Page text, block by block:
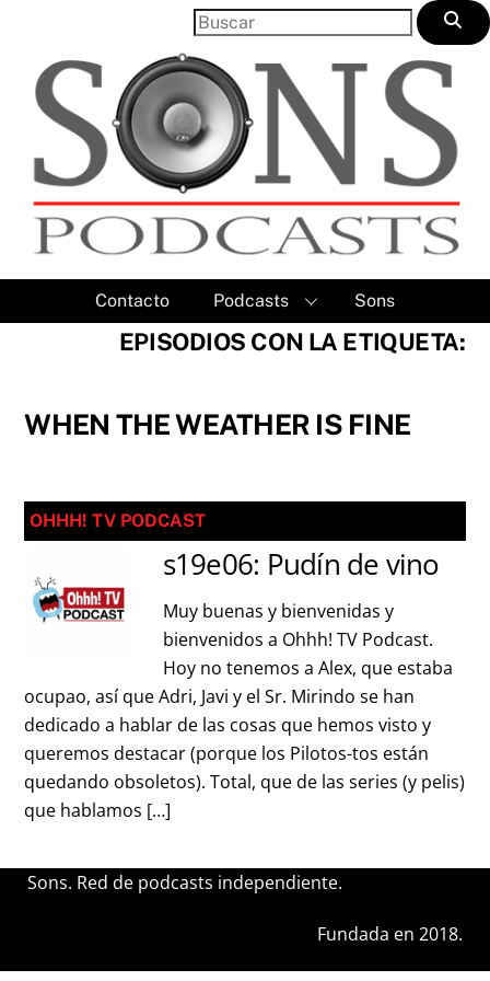
content
Contacto Podcasts Sons
EPISODIOS CON LA ETIQUETA:
WHEN THE WEATHER IS FINE
OHHH! TV PODCAST
s19e06: Pudín de vino
Muy buenas y bienvenidas y
bienvenidos a Ohhh! TV Podcast.
Hoy no tenemos a Alex, que estaba
ocupao, así que Adri, Javi y el Sr. Mirindo se han
dedicado a hablar de las cosas que hemos visto y
queremos destacar (porque los Pilotos-tos están
quedando obsoletos). Total, que de las series (y pelis)
que hablamos […]
Sons. Red de podcasts independiente.
Fundada en 2018.